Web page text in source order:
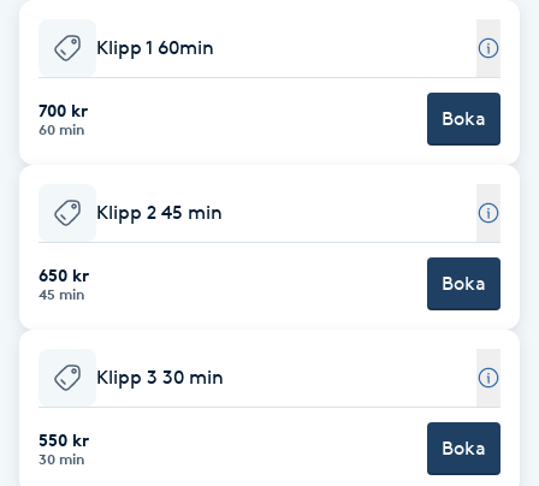
Babylights
Balayage
Barber
BIAB
Blowout
Klipp 1 60min
700 kr
60 min Boka
Klipp 2 45 min
650 kr
45 min Boka
Klipp 3 30 min
550 kr
30 min Boka